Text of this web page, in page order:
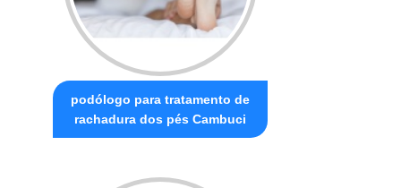
podólogo para tratamento de
rachadura dos pés Cambuci